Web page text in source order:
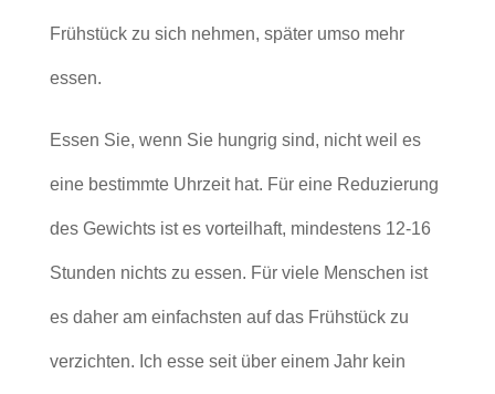
Frühstück zu sich nehmen, später umso mehr
essen.
Essen Sie, wenn Sie hungrig sind, nicht weil es
eine bestimmte Uhrzeit hat. Für eine Reduzierung
des Gewichts ist es vorteilhaft, mindestens 12-16
Stunden nichts zu essen. Für viele Menschen ist
es daher am einfachsten auf das Frühstück zu
verzichten. Ich esse seit über einem Jahr kein